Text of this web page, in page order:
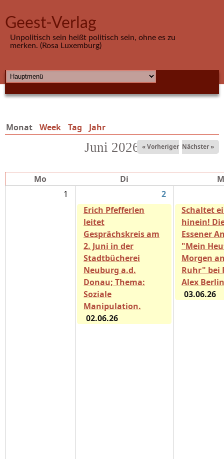
Geest-Verlag
Unpolitisch sein heißt politisch sein, ohne es zu
merken. (Rosa Luxemburg)
HAUPTMENÜ
Monat (aktiver Reiter)
Week Tag Jahr
Juni 2026 « Vorheriger Nächster »
Mo Di
1
2
Erich Pfefferlen
leitet
Gesprächskreis am
2. Juni in der
Stadtbücherei
Neuburg a.d.
Donau; Thema:
Soziale
Manipulation.
02.06.26
Schaltet
hinein!
Essener
"Mein
Morgen
Ruhr" bei
Alex Berlin
03.06.26